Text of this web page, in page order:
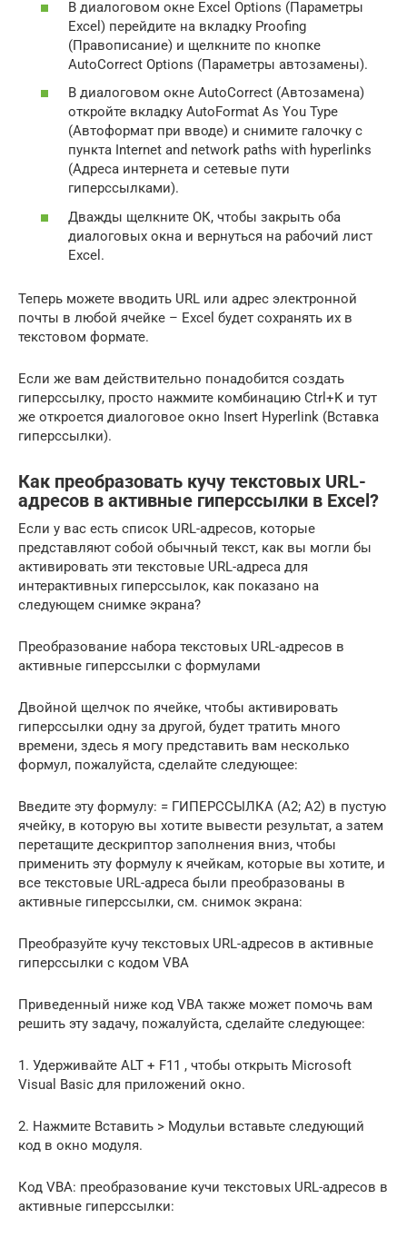
В диалоговом окне Excel Options (Параметры
Excel) перейдите на вкладку Proofing
(Правописание) и щелкните по кнопке
AutoCorrect Options (Параметры автозамены).
В диалоговом окне AutoCorrect (Автозамена)
откройте вкладку AutoFormat As You Type
(Автоформат при вводе) и снимите галочку с
пункта Internet and network paths with hyperlinks
(Адреса интернета и сетевые пути
гиперссылками).
Дважды щелкните ОК, чтобы закрыть оба
диалоговых окна и вернуться на рабочий лист
Excel.
Теперь можете вводить URL или адрес электронной
почты в любой ячейке – Excel будет сохранять их в
текстовом формате.
Если же вам действительно понадобится создать
гиперссылку, просто нажмите комбинацию Ctrl+K и тут
же откроется диалоговое окно Insert Hyperlink (Вставка
гиперссылки).
Как преобразовать кучу текстовых URL-
адресов в активные гиперссылки в Excel?
Если у вас есть список URL-адресов, которые
представляют собой обычный текст, как вы могли бы
активировать эти текстовые URL-адреса для
интерактивных гиперссылок, как показано на
следующем снимке экрана?
Преобразование набора текстовых URL-адресов в
активные гиперссылки с формулами
Двойной щелчок по ячейке, чтобы активировать
гиперссылки одну за другой, будет тратить много
времени, здесь я могу представить вам несколько
формул, пожалуйста, сделайте следующее:
Введите эту формулу: = ГИПЕРССЫЛКА (A2; A2) в пустую
ячейку, в которую вы хотите вывести результат, а затем
перетащите дескриптор заполнения вниз, чтобы
применить эту формулу к ячейкам, которые вы хотите, и
все текстовые URL-адреса были преобразованы в
активные гиперссылки, см. снимок экрана:
Преобразуйте кучу текстовых URL-адресов в активные
гиперссылки с кодом VBA
Приведенный ниже код VBA также может помочь вам
решить эту задачу, пожалуйста, сделайте следующее:
1. Удерживайте ALT + F11 , чтобы открыть Microsoft
Visual Basic для приложений окно.
2. Нажмите Вставить > Модульи вставьте следующий
код в окно модуля.
Код VBA: преобразование кучи текстовых URL-адресов в
активные гиперссылки: